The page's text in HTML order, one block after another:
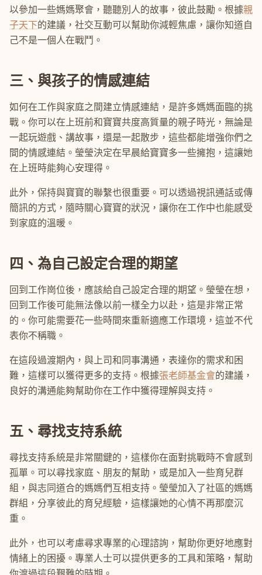
以參加一些媽媽聚會，聽聽別人的故事，彼此鼓勵。根據親
子天下的建議，社交互動可以幫助你減輕焦慮，讓你知道自
己不是一個人在戰鬥。
三、與孩子的情感連結
如何在工作與家庭之間建立情感連結，是許多媽媽面臨的挑
戰。你可以在上班前和寶寶共度高質量的親子時光，無論是
一起玩遊戲、講故事，還是一起散步，這些都能增強你們之
間的情感連結。瑩瑩決定在早晨給寶寶多一些擁抱，這讓她
在上班時能夠心安理得。
此外，保持與寶寶的聯繫也很重要。可以透過視訊通話或傳
簡訊的方式，隨時關心寶寶的狀況，讓你在工作中也能感受
到家庭的溫暖。
四、為自己設定合理的期望
回到工作崗位後，應該給自己設定合理的期望。瑩瑩在想，
回到工作後可能無法像以前一樣全力以赴，這是非常正常
的。你可能需要花一些時間來重新適應工作環境，這並不代
表你不稱職。
在這段過渡期內，與上司和同事溝通，表達你的需求和困
難，這樣可以獲得更多的支持。根據張老師基金會的建議，
良好的溝通能夠幫助你在工作中獲得理解與支持。
五、尋找支持系統
尋找支持系統是非常關鍵的，這樣你在面對挑戰時不會感到
孤單。可以尋找家庭、朋友的幫助，或是加入一些育兒群
組，與志同道合的媽媽們互相支持。瑩瑩加入了社區的媽媽
群組，分享彼此的育兒經驗，這樣讓她的心情不再那麼沉
重。
此外，也可以考慮尋求專業的心理諮詢，幫助你更好地應對
情緒上的困擾。專業人士可以提供更多的工具和策略，幫助